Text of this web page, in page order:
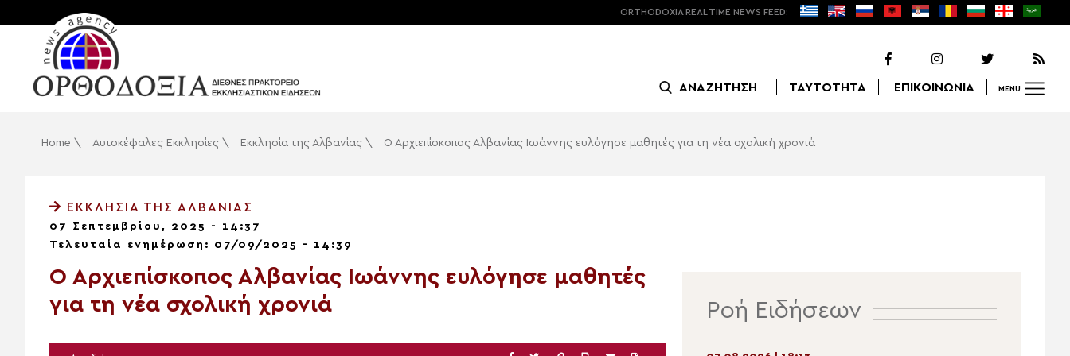
ORTHODOXIA REAL TIME NEWS FEED:
ΑΝΑΖΗΤΗΣΗ ΤΑΥΤΟΤΗΤΑ ΕΠΙΚΟΙΝΩΝΙΑ MENU
Home \ Αυτοκέφαλες Εκκλησίες \ Εκκλησία της Αλβανίας \ Ο Αρχιεπίσκοπος Αλβανίας Ιωάννης ευλόγησε μαθητές για τη νέα σχολική χρονιά
ΕΚΚΛΗΣΊΑ ΤΗΣ ΑΛΒΑΝΊΑΣ
07 Σεπτεμβρίου, 2025 - 14:37
Τελευταία ενημέρωση: 07/09/2025 - 14:39
Ο Αρχιεπίσκοπος Αλβανίας Ιωάννης ευλόγησε μαθητές
για τη νέα σχολική χρονιά
Ροή Ειδήσεων